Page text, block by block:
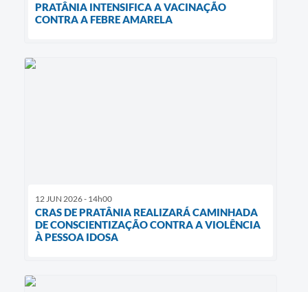
PRATÂNIA INTENSIFICA A VACINAÇÃO
CONTRA A FEBRE AMARELA
12 JUN 2026 - 14h00
CRAS DE PRATÂNIA REALIZARÁ CAMINHADA
DE CONSCIENTIZAÇÃO CONTRA A VIOLÊNCIA
À PESSOA IDOSA